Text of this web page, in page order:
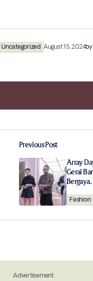
Uncategorized August 15, 2024by
Your email address
Comment*
Save my name,
Previous Post
Array
Gerai
Bergaya.
Fashion
Advertisement